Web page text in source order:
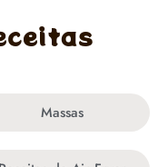
Massas